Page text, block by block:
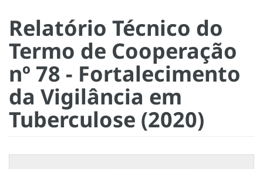
Relatório Técnico do
Termo de Cooperação
nº 78 - Fortalecimento
da Vigilância em
Tuberculose (2020)